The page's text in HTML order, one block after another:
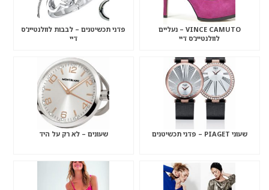
VINCE CAMUTO – נעליים
לוולנטיינ’ס דיי
פדני תכשיטנים – לבבות לוולנטיינ’ס
דיי
שעוני PIAGET – פדני תכשיטנים שעונים – לא רק על היד